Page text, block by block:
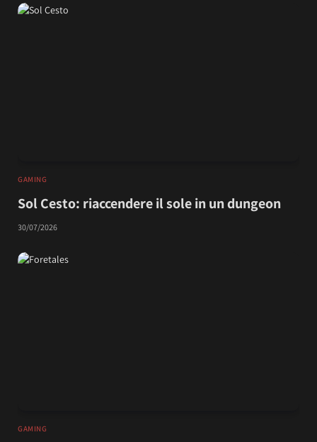
GAMING
Sol Cesto: riaccendere il sole in un dungeon
30/07/2026
GAMING